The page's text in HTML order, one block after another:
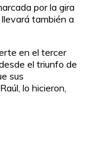
por la gira
también a
en el tercer
el triunfo de
sus
lo hicieron,